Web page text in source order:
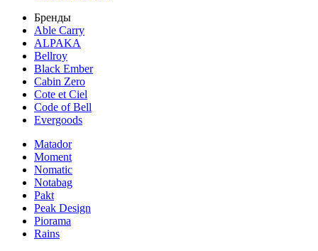
Бренды
Able Carry
ALPAKA
Bellroy
Black Ember
Cabin Zero
Cote et Ciel
Code of Bell
Evergoods
Matador
Moment
Nomatic
Notabag
Pakt
Peak Design
Piorama
Rains